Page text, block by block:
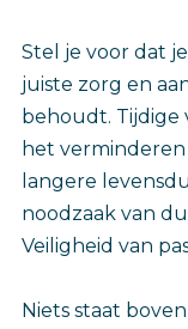
Stel je voor dat
juiste zorg en
behoudt. Tijdige
het verminderen
langere
noodzaak van
Veiligheid van
Niets staat